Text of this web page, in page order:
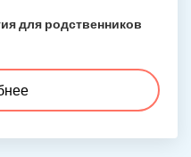
для родственников